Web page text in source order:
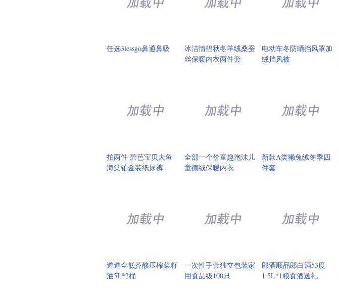
任选3lessgo鼻通鼻吸
冰洁情侣秋冬羊绒桑蚕
丝保暖内衣两件套
电动车冬防晒挡风罩加
绒挡风被
拍两件 碧芭宝贝大鱼
海棠铂金装纸尿裤
全部一个价童趣泡沫儿
童德绒保暖内衣
新款A类獭兔绒冬季四
件套
道道全低芥酸压榨菜籽
油5L*2桶
一次性手套独立包装家
用食品级100只
郎酒顺品郎白酒53度
1.5L*1粮食酒送礼